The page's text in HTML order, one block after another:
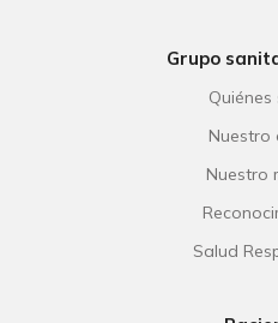
Grupo
Quiénes
Nuestro
Nuestro
Salud